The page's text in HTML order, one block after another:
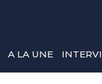
A LA UNE